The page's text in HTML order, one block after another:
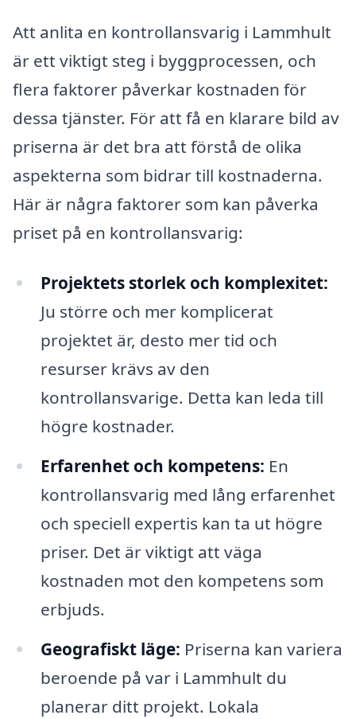
Att anlita en kontrollansvarig i Lammhult
är ett viktigt steg i byggprocessen, och
flera faktorer påverkar kostnaden för
dessa tjänster. För att få en klarare bild av
priserna är det bra att förstå de olika
aspekterna som bidrar till kostnaderna.
Här är några faktorer som kan påverka
priset på en kontrollansvarig:
Projektets storlek och komplexitet:
Ju större och mer komplicerat
projektet är, desto mer tid och
resurser krävs av den
kontrollansvarige. Detta kan leda till
högre kostnader.
Erfarenhet och kompetens: En
kontrollansvarig med lång erfarenhet
och speciell expertis kan ta ut högre
priser. Det är viktigt att väga
kostnaden mot den kompetens som
erbjuds.
Geografiskt läge: Priserna kan variera
beroende på var i Lammhult du
planerar ditt projekt. Lokala